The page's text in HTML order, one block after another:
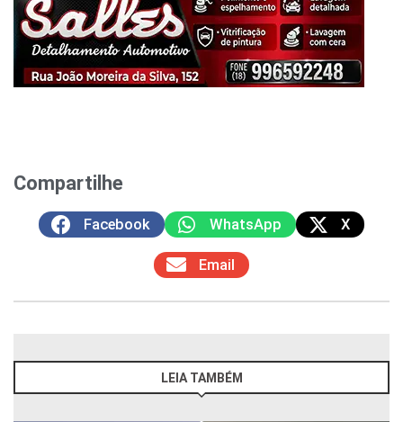
Compartilhe
Facebook WhatsApp X
Email
LEIA TAMBÉM